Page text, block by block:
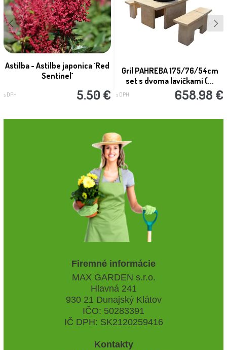
Astilba - Astilbe japonica ´Red
Sentinel´
s DPH 5.50 €
Gril PAHREBA 175/76/54cm
set s dvoma lavičkami (...
s DPH 658.98 €
Firemné informácie
MAX GARDEN s.r.o.
Hlavná 241
930 21 Dunajský Klátov
IČO: 50283391
IČ DPH: SK2120259416
Kontakty